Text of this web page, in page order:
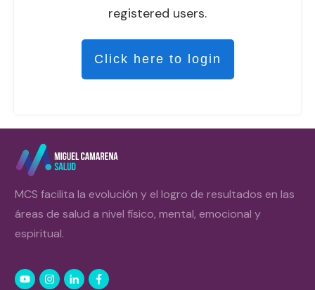
registered users.
Click here to login
MCS facilita la evolución y el logro de resultados en las
áreas de salud a nivel físico, mental, emocional y
espiritual.